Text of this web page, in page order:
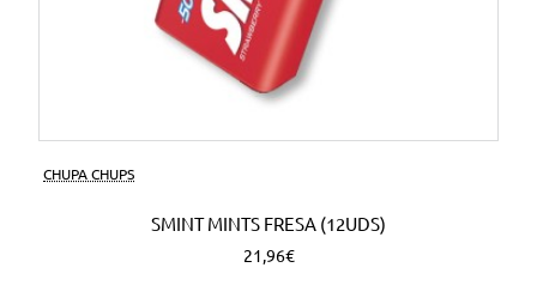
CHUPA CHUPS
SMINT MINTS FRESA (12UDS)
21,96€